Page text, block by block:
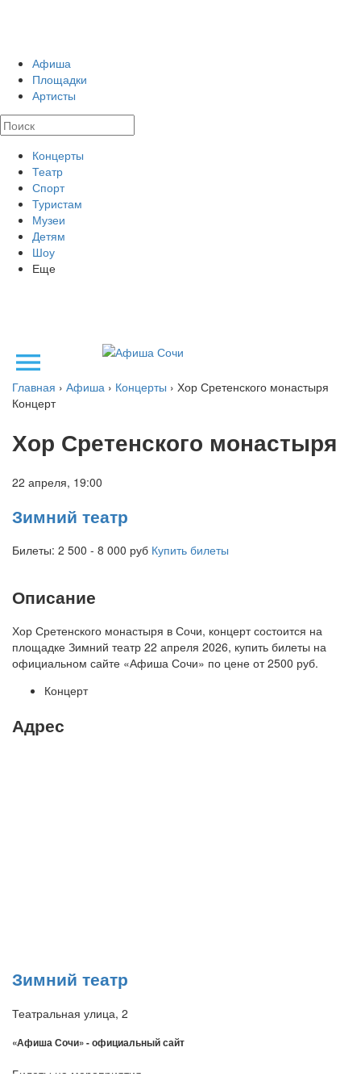
Афиша
Площадки
Артисты
Концерты
Театр
Спорт
Туристам
Музеи
Детям
Шоу
Еще
Главная › Афиша › Концерты › Хор Сретенского монастыря
Концерт
Хор Сретенского монастыря
22 апреля, 19:00
Зимний театр
Билеты: 2 500 - 8 000 руб Купить билеты
Описание
Хор Сретенского монастыря в Сочи, концерт состоится на
площадке Зимний театр 22 апреля 2026, купить билеты на
официальном сайте «Афиша Сочи» по цене от2500 руб.
Концерт
Адрес
Зимний театр
Театральная улица, 2
«Афиша Сочи» - официальный сайт
Билеты на мероприятия